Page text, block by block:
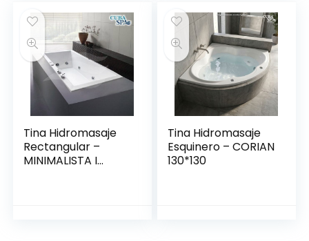
Tina Hidromasaje
Rectangular –
MINIMALISTA I
Tina Hidromasaje
Esquinero – CORIAN
130*130